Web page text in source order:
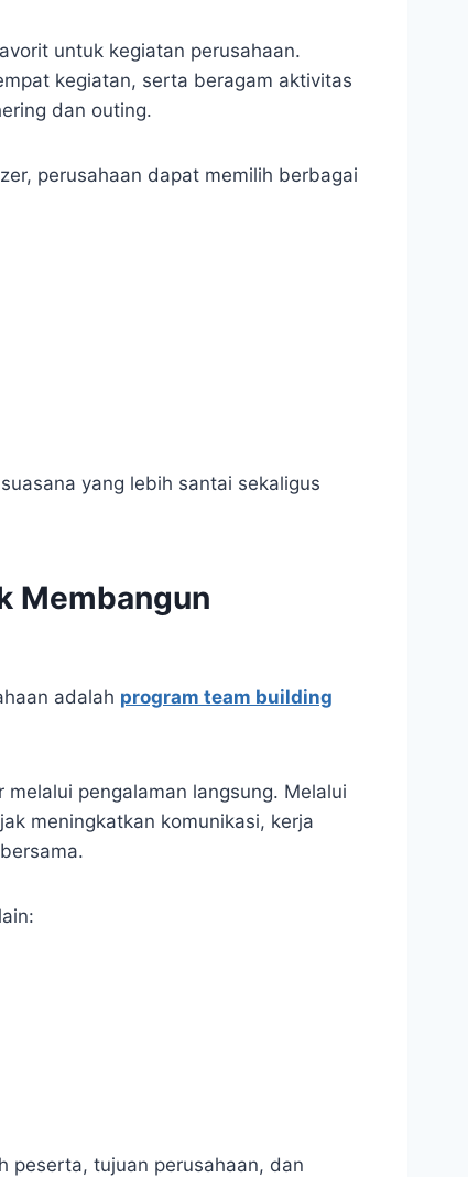
untuk kegiatan perusahaan.
kegiatan, serta beragam aktivitas
dan outing.
perusahaan dapat memilih berbagai
yang lebih santai sekaligus
Membangun
adalah program team building
pengalaman langsung. Melalui
meningkatkan komunikasi, kerja
peserta, tujuan perusahaan, dan